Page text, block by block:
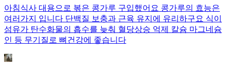
아침식사 대용으로 볶은 콩가루 구입했어요 콩가루의 효능은
여러가지 입니다 단백질 보충과 근육 유지에 유리하구요 식이
섬유가 탄수화물의 흡수를 늦춰 혈당상승 억제 칼슘 마그네슘
인 등 무기질로 뼈건강에 좋습니다